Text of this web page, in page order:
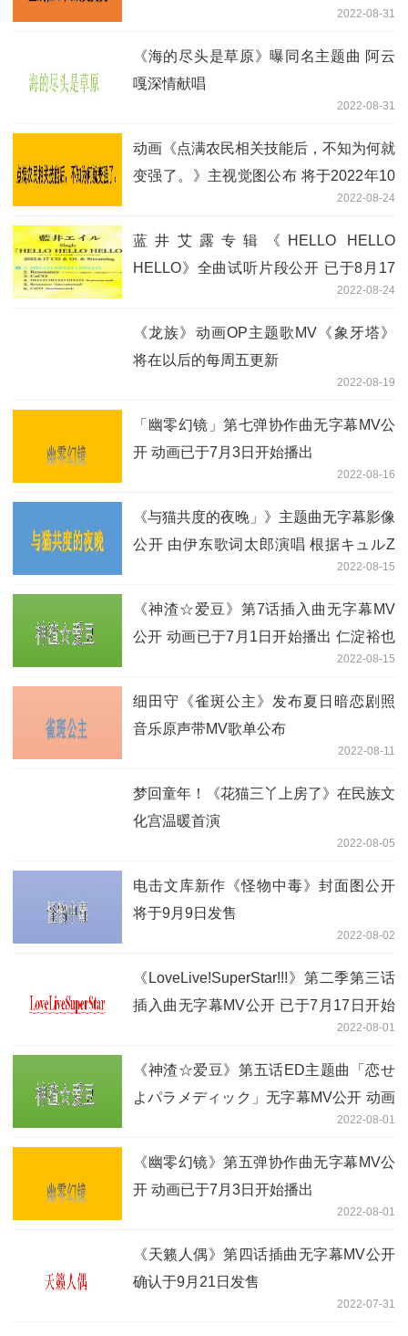
2022-08-31
《海的尽头是草原》曝同名主题曲 阿云
嘎深情献唱
2022-08-31
动画《点满农民相关技能后，不知为何就
变强了。》主视觉图公布 将于2022年10
2022-08-24
蓝井艾露专辑《HELLO HELLO
HELLO》全曲试听片段公开 已于8月17
2022-08-24
《龙族》动画OP主题歌MV《象牙塔》
将在以后的每周五更新
2022-08-19
「幽零幻镜」第七弹协作曲无字幕MV公
开 动画已于7月3日开始播出
2022-08-16
《与猫共度的夜晚」》主题曲无字幕影像
公开 由伊东歌词太郎演唱 根据キュルZ
2022-08-15
《神渣☆爱豆》第7话插入曲无字幕MV
公开 动画已于7月1日开始播出 仁淀裕也
2022-08-15
细田守《雀斑公主》发布夏日暗恋剧照
音乐原声带MV歌单公布
2022-08-11
梦回童年！《花猫三丫上房了》在民族文
化宫温暖首演
2022-08-05
电击文库新作《怪物中毒》封面图公开
将于9月9日发售
2022-08-02
《LoveLive!SuperStar!!!》第二季第三话
插入曲无字幕MV公开 已于7月17日开始
2022-08-01
《神渣☆爱豆》第五话ED主题曲「恋せ
よパラメディック」无字幕MV公开 动画
2022-08-01
《幽零幻镜》第五弹协作曲无字幕MV公
开 动画已于7月3日开始播出
2022-08-01
《天籁人偶》第四话插曲无字幕MV公开
确认于9月21日发售
2022-07-31